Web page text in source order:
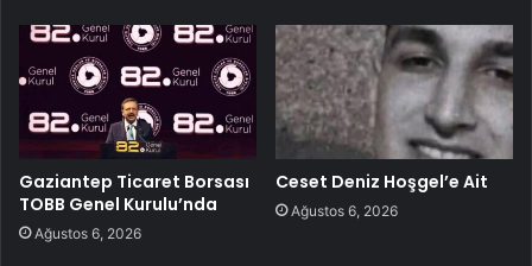
Gaziantep Ticaret Borsası
TOBB Genel Kurulu’nda
Ağustos 6, 2026
Ceset Deniz Hoşgel’e Ait
Ağustos 6, 2026